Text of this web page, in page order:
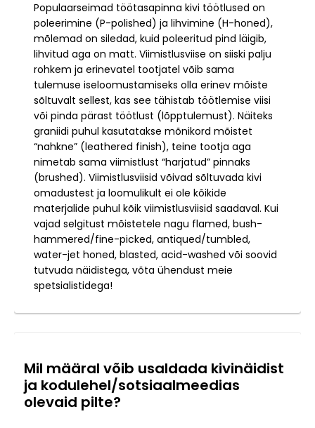
Populaarseimad töötasapinna kivi töötlused on
poleerimine (P-polished) ja lihvimine (H-honed),
mõlemad on siledad, kuid poleeritud pind läigib,
lihvitud aga on matt. Viimistlusviise on siiski palju
rohkem ja erinevatel tootjatel võib sama
tulemuse iseloomustamiseks olla erinev mõiste
sõltuvalt sellest, kas see tähistab töötlemise viisi
või pinda pärast töötlust (lõpptulemust). Näiteks
graniidi puhul kasutatakse mõnikord mõistet
“nahkne” (leathered finish), teine tootja aga
nimetab sama viimistlust “harjatud” pinnaks
(brushed). Viimistlusviisid võivad sõltuvada kivi
omadustest ja loomulikult ei ole kõikide
materjalide puhul kõik viimistlusviisid saadaval. Kui
vajad selgitust mõistetele nagu flamed, bush-
hammered/fine-picked, antiqued/tumbled,
water-jet honed, blasted, acid-washed või soovid
tutvuda näidistega, võta ühendust meie
spetsialistidega!
Mil määral võib usaldada kivinäidist
ja kodulehel/sotsiaalmeedias
olevaid pilte?